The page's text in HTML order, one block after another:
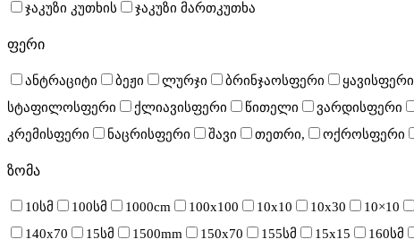
ჯაკუზი კუთხის
ჯაკუზი მართკუთხა
ფერი
ანტრაციტი ბეჟი ლურჯი ბრინჯაოსფერი ყავისფერი
სტაფილოსფერი
ქლიავისფერი წითელი ვარდისფერი
კრემისფერი
ნაცრისფერი შავი თეთრი, ოქროსფერი
ზომა
10სმ 100სმ 1000cm 100x100 10x10 10x30 10×10
140x70
15სმ 1500mm 150x70 155სმ 15x15 160სმ